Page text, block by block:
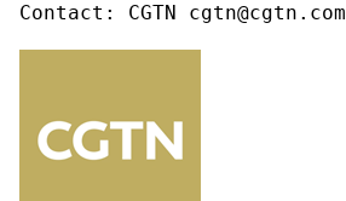
Contact: CGTN cgtn@cgtn.com